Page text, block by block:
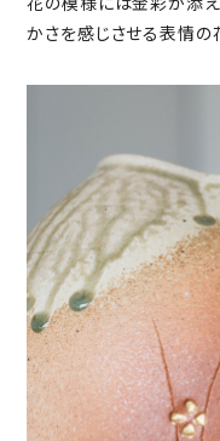
かさを感じさせる表情の